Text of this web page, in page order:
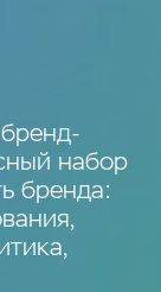
набор
бренда: